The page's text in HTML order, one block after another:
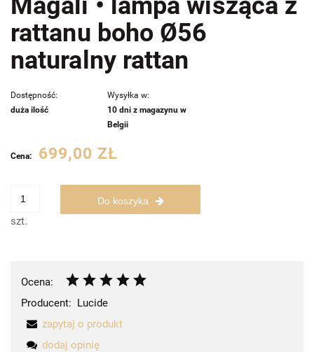
rattanu boho Ø56
naturalny rattan
Dostępność:
duża ilość
Wysyłka w:
10 dni z magazynu w
Belgii
Cena: 699,00 ZŁ
szt.
Do koszyka
Ocena:
Producent: Lucide
zapytaj o produkt
dodaj opinię